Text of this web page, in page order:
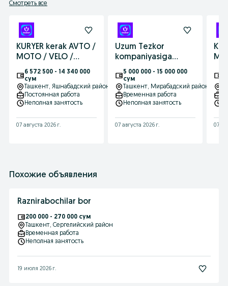
Смотреть все
KURYER kerak AVTO /
MOTO / VELO /
SKUTER / MOPED |
Daromadli ish
6 572 500 - 14 340 000
сум
Ташкент, Яшнабадский район
Постоянная работа
Неполная занятость
07 августа 2026 г.
Uzum Tezkor
kompaniyasiga
KURYER larni taklif
qilamiz, tajribasiz
5 000 000 - 15 000 000
сум
Ташкент, Мирабадский район
Временная работа
Неполная занятость
07 августа 2026 г. 07
Похожие объявления
Raznirabochilar bor
200 000 - 270 000 сум
Ташкент, Сергелийский район
Временная работа
Неполная занятость
19 июля 2026 г.